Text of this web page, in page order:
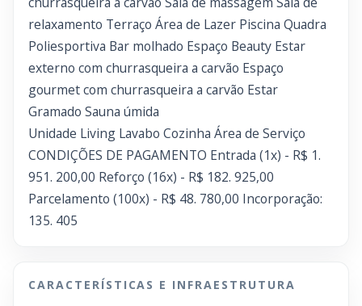
relaxamento Terraço Área de Lazer Piscina Quadra
Poliesportiva Bar molhado Espaço Beauty Estar
externo com churrasqueira a carvão Espaço
gourmet com churrasqueira a carvão Estar
Gramado Sauna úmida
Unidade Living Lavabo Cozinha Área de Serviço
CONDIÇÕES DE PAGAMENTO Entrada (1x) - R$ 1.
951. 200,00 Reforço (16x) - R$ 182. 925,00
Parcelamento (100x) - R$ 48. 780,00 Incorporação:
135. 405
CARACTERÍSTICAS E INFRAESTRUTURA